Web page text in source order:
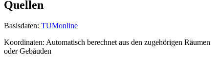
Quellen
Basisdaten: TUMonline
Koordinaten: Automatisch berechnet aus den zugehörigen Räumen
oder Gebäuden